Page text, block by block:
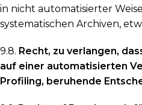
in nicht automatisierter
systematischen Archiven,
9.8. Recht, zu verlangen,
auf einer automatisierten
Profiling, beruhende